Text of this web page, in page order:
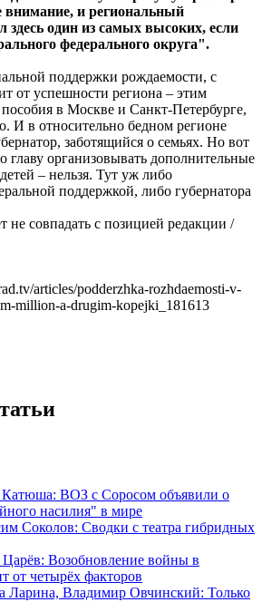
внимание, и региональный
здесь один из самых высоких, если
федерального округа".
поддержки рождаемости, с
от успешности региона – этим
в Москве и Санкт-Петербурге,
И в относительно бедном регионе
заботящийся о семьях. Но вот
главу организовывать дополнительные
– нельзя. Тут уж либо
поддержкой, либо губернатора
не совпадать с позицией редакции /
articles/podderzhka-rozhdaemosti-v-
million-a-drugim-kopejki_181613
ВОЗ с Соросом объявили о
насилия" в мире
Соколов: Сводки с театра гибридных
Возобновление войны в
от четырёх факторов
Ларина, Владимир Овчинский: Только